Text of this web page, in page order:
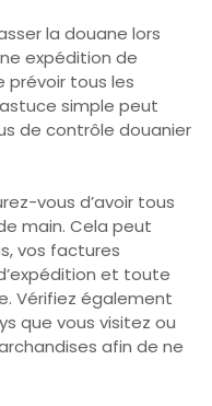
la douane lors
expédition de
prévoir tous les
simple peut
de contrôle douanier
vous d’avoir tous
main. Cela peut
vos factures
et toute
Vérifiez également
que vous visitez ou
afin de ne